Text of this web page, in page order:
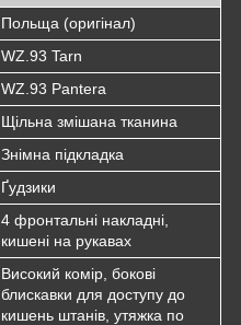
Польща (оригінал)
WZ.93 Tarn
WZ.93 Pantera
Щільна змішана тканина
Знімна підкладка
Ґудзики
4 фронтальні накладні,
кишені на рукавах
Високий комір, бокові
блискавки для доступу до
кишень штанів, утяжка по